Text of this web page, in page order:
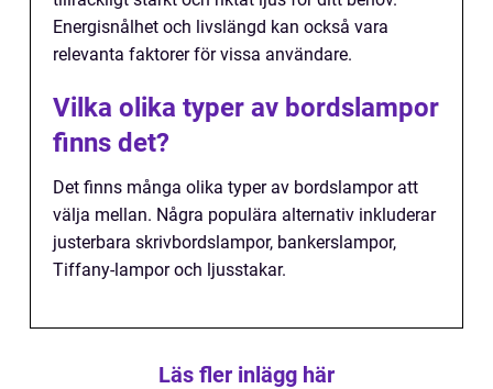
Energisnålhet och livslängd kan också vara
relevanta faktorer för vissa användare.
Vilka olika typer av bordslampor
finns det?
Det finns många olika typer av bordslampor att
välja mellan. Några populära alternativ inkluderar
justerbara skrivbordslampor, bankerslampor,
Tiffany-lampor och ljusstakar.
Läs fler inlägg här